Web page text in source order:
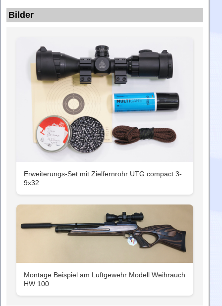
Bilder
Erweiterungs-Set mit Zielfernrohr UTG compact 3-
9x32
Montage Beispiel am Luftgewehr Modell Weihrauch
HW 100